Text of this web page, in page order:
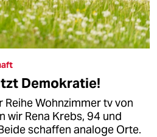
Demokratie!
Reihe Wohnzimmer tv von
wir Rena Krebs, 94 und
schaffen analoge Orte.